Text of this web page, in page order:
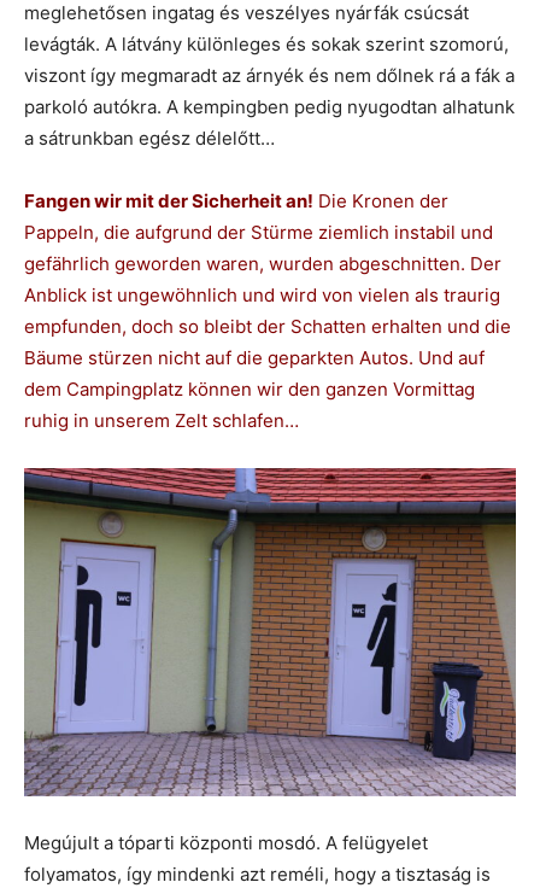
meglehetősen ingatag és veszélyes nyárfák csúcsát
levágták. A látvány különleges és sokak szerint szomorú,
viszont így megmaradt az árnyék és nem dőlnek rá a fák a
parkoló autókra. A kempingben pedig nyugodtan alhatunk
a sátrunkban egész délelőtt…
Fangen wir mit der Sicherheit an! Die Kronen der
Pappeln, die aufgrund der Stürme ziemlich instabil und
gefährlich geworden waren, wurden abgeschnitten. Der
Anblick ist ungewöhnlich und wird von vielen als traurig
empfunden, doch so bleibt der Schatten erhalten und die
Bäume stürzen nicht auf die geparkten Autos. Und auf
dem Campingplatz können wir den ganzen Vormittag
ruhig in unserem Zelt schlafen…
Megújult a tóparti központi mosdó. A felügyelet
folyamatos, így mindenki azt reméli, hogy a tisztaság is